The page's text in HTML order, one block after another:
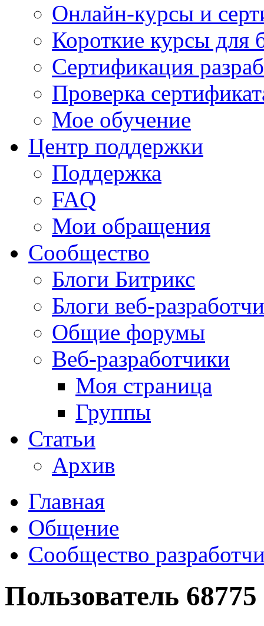
Онлайн-курсы и
Короткие курсы для
Сертификация
Проверка
Мое обучение
Центр поддержки
Поддержка
FAQ
Мои обращения
Сообщество
Блоги Битрикс
Блоги веб-
Общие форумы
Веб-разработчики
Моя страница
Группы
Статьи
Архив
Главная
Общение
Сообщество
Пользователь 68775